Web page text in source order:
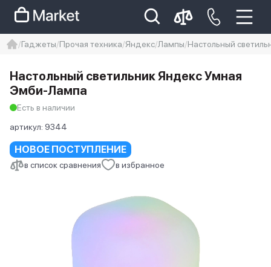
Iphone 14 pro max
айфон 14
Гаджеты Прочая техника Яндекс Лампы Настольный
НОВОЕ ПОСТУПЛЕНИЕ
в список сравнения в избранное
Настольный светильник Яндекс Умная
Эмби-Лампа
Есть в наличии
артикул: 9344